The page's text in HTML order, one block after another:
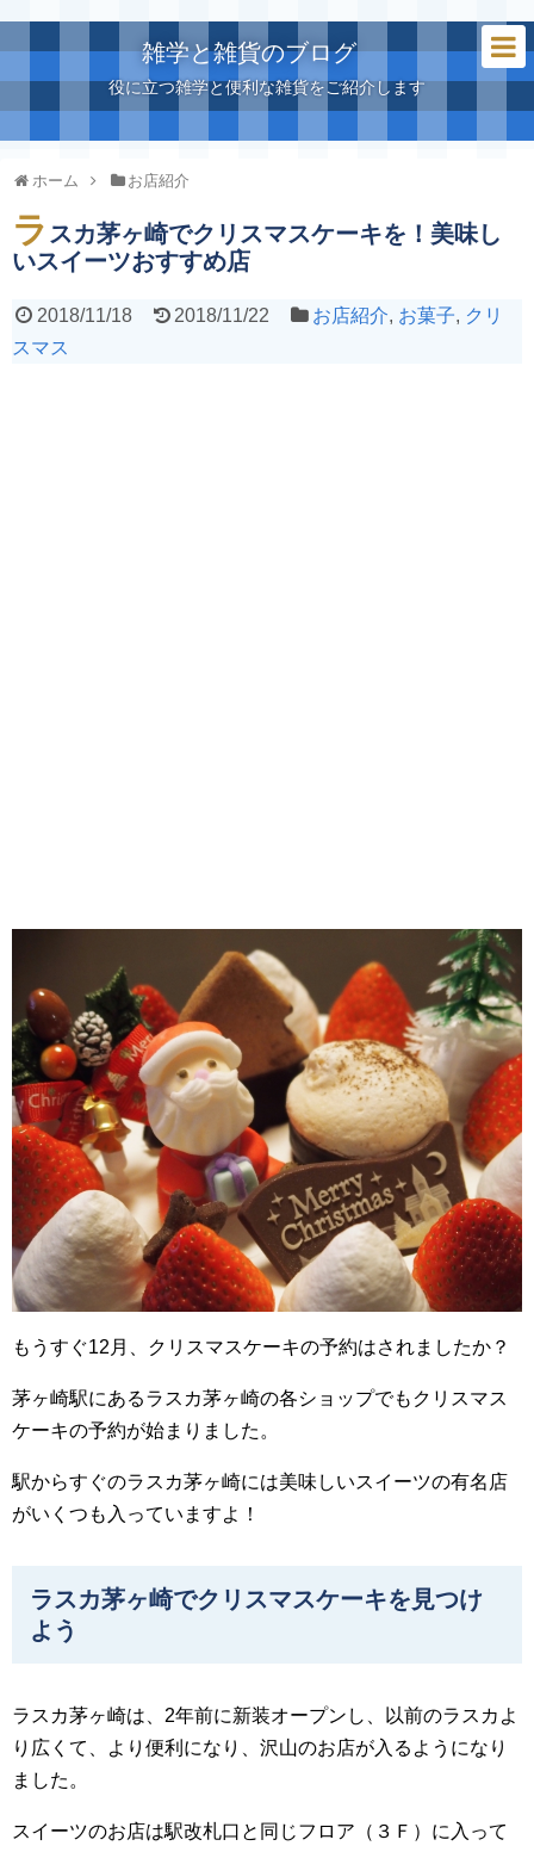
雑学と雑貨のブログ
役に立つ雑学と便利な雑貨をご紹介します
ホーム お店紹介
ラ スカ茅ヶ崎でクリスマスケーキを！美味し
いスイーツおすすめ店
2018/11/18 2018/11/22 お店紹介, お菓子, クリ
スマス
もうすぐ12月、クリスマスケーキの予約はされましたか？
茅ヶ崎駅にあるラスカ茅ヶ崎の各ショップでもクリスマス
ケーキの予約が始まりました。
駅からすぐのラスカ茅ヶ崎には美味しいスイーツの有名店
がいくつも入っていますよ！
ラスカ茅ヶ崎でクリスマスケーキを見つけ
よう
ラスカ茅ヶ崎は、2年前に新装オープンし、以前のラスカよ
り広くて、より便利になり、沢山のお店が入るようになり
ました。
スイーツのお店は駅改札口と同じフロア（３Ｆ）に入って